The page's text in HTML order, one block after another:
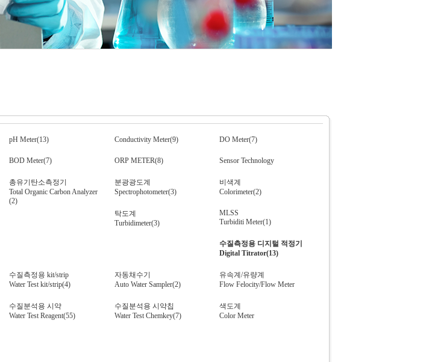
pH Meter(13) Conductivity Meter(9) DO Meter(7)
BOD Meter(7) ORP METER(8) Sensor Technology
총유기탄소측정기
Total Organic Carbon Analyzer
(2)
분광광도계
Spectrophotometer(3)
비색계
Colorimeter(2)
탁도계
Turbidimeter(3)
MLSS
Turbiditi Meter(1)
수질측정용 디지털 적정기
Digital Titrator(13)
수질측정용 kit/strip
Water Test kit/strip(4)
자동채수기
Auto Water Sampler(2)
유속계/유량계
Flow Felocity/Flow Meter
수질분석용 시약
Water Test Reagent(55)
수질분석용 시약칩
Water Test Chemkey(7)
색도계
Color Meter